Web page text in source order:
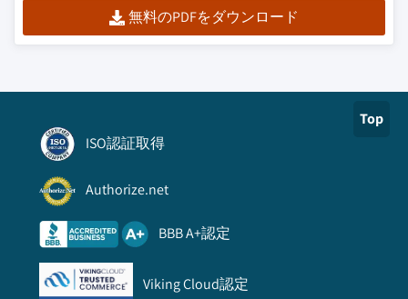
無料のPDFをダウンロード
Top
ISO認証取得
Authorize.net
BBB A+認定
Viking Cloud認定